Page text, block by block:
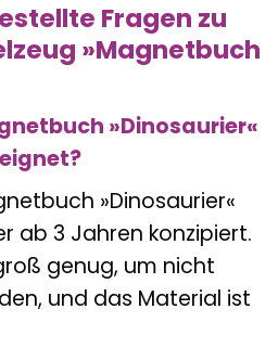
Fragen zu
»Magnetbuch
»Dinosaurier«
»Dinosaurier«
ab 3 Jahren konzipiert.
genug, um nicht
und das Material ist